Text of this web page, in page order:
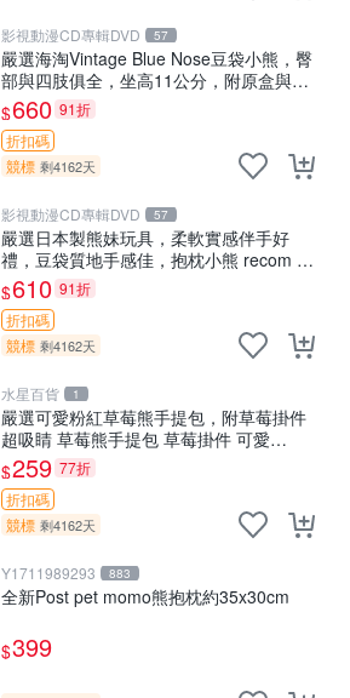
影視動漫CD專輯DVD 57
嚴選海淘Vintage Blue Nose豆袋小熊，臀
部與四肢俱全，坐高11公分，附原盒與吊
牌收藏。藍鼻子小熊，值得擁有 玩具 憶熊
$660 91折
折扣碼
競標 剩4162天
影視動漫CD專輯DVD 57
嚴選日本製熊妹玩具，柔軟實感伴手好
禮，豆袋質地手感佳，抱枕小熊 recom 推
薦 白色豆袋 玩具
$610 91折
折扣碼
競標 剩4162天
水星百貨 1
嚴選可愛粉紅草莓熊手提包，附草莓掛件
超吸睛 草莓熊手提包 草莓掛件 可愛
portunese
$259 77折
折扣碼
競標 剩4162天
Y1711989293 883
全新Post pet momo熊抱枕約35x30cm
$399